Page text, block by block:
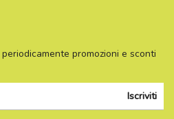
promozioni e sconti
Iscriviti